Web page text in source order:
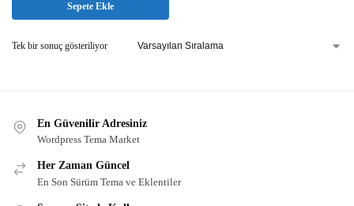
Sepete Ekle
Tek bir sonuç gösteriliyor
En Güvenilir Adresiniz
Wordpress Tema Market
Her Zaman Güncel
En Son Sürüm Tema ve Eklentiler